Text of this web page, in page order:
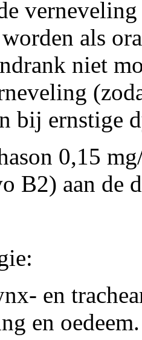
als
niet
bij ernstige
0,15
B2) aan de
en
en oedeem.